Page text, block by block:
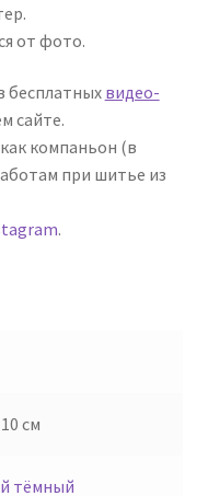
от фото.
бесплатных видео-
сайте.
компаньон (в
при шитье из
.
см
тёмный